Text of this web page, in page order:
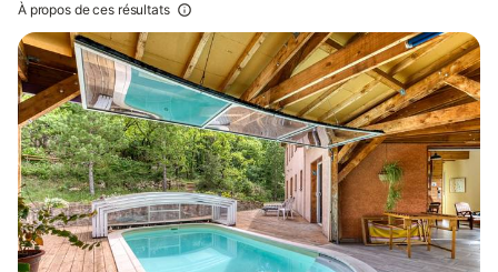
À propos de ces résultats